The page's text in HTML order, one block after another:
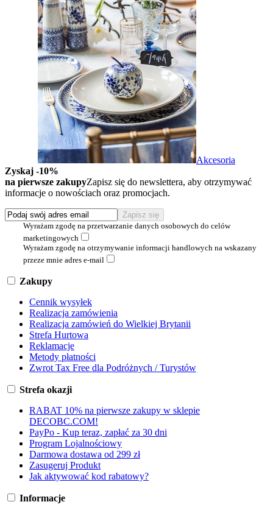
Akcesoria
Zyskaj -10%
na pierwsze zakupyZapisz się do newslettera, aby otrzymywać
informacje o nowościach oraz promocjach.
Wyrażam zgodę na przetwarzanie danych osobowych do celów
marketingowych
Wyrażam zgodę na otrzymywanie informacji handlowych na wskazany
przeze mnie adres e-mail
Zakupy
Cennik wysyłek
Realizacja zamówienia
Realizacja zamówień do Wielkiej Brytanii
Strefa Hurtowa
Reklamacje
Metody płatności
Zwrot Tax Free dla Podróżnych / Turystów
Strefa okazji
RABAT 10% na pierwsze zakupy w sklepie
DECOBC.COM!
PayPo - Kup teraz, zapłać za 30 dni
Program Lojalnościowy
Darmowa dostawa od 299 zł
Zasugeruj Produkt
Jak aktywować kod rabatowy?
Informacje